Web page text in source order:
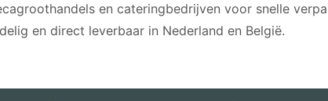
en cateringbedrijven voor snelle
en direct leverbaar in Nederland en België.